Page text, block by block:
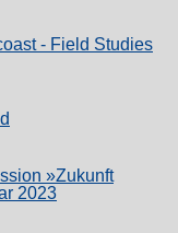
- Field Studies
»Zukunft
2023